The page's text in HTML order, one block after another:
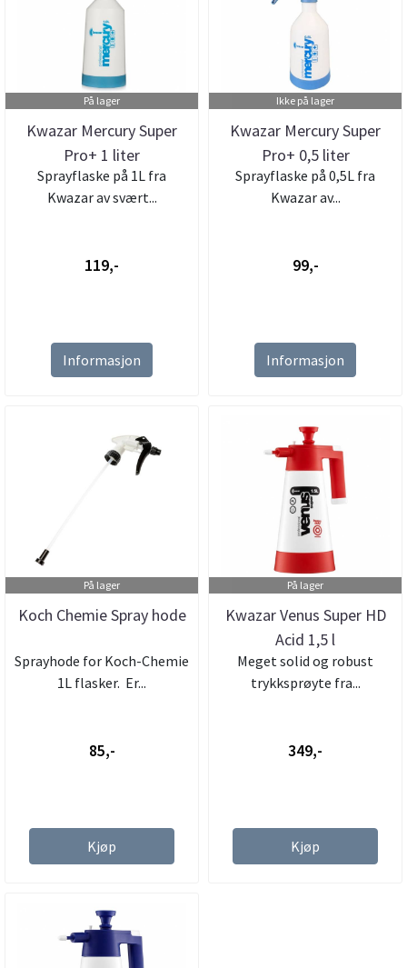
På lager
Kwazar Mercury Super
Pro+ 1 liter
Sprayflaske på 1L fra
Kwazar av svært...
119,-
Informasjon
Ikke på lager
Kwazar Mercury Super
Pro+ 0,5 liter
Sprayflaske på 0,5L fra
Kwazar av...
99,-
Informasjon
På lager
Koch Chemie Spray hode
Sprayhode for Koch-Chemie
1L flasker. Er...
85,-
Kjøp
På lager
Kwazar Venus Super HD
Acid 1,5 l
Meget solid og robust
trykksprøyte fra...
349,-
Kjøp